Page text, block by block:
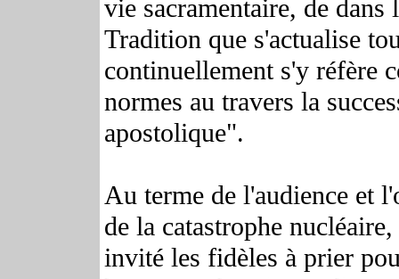
vie sacramentaire, de
Tradition que s'actualise
continuellement s'y réfère
normes au travers la
apostolique".
Au terme de l'audience et
de la catastrophe
invité les fidèles à prier